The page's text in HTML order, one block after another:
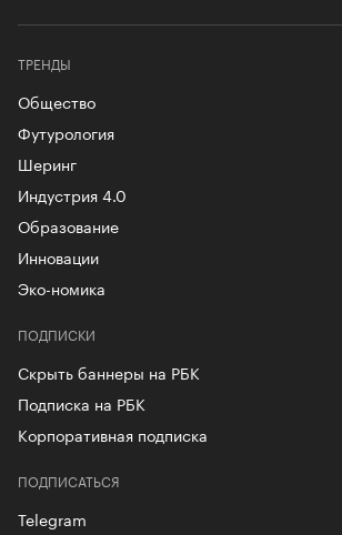
ТРЕНДЫ
Общество
Футурология
Шеринг
Индустрия 4.0
Образование
Инновации
Эко-номика
ПОДПИСКИ
Скрыть баннеры на РБК
Подписка на РБК
Корпоративная подписка
ПОДПИСАТЬСЯ
Telegram